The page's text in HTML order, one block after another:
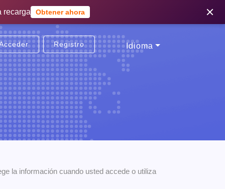
Regístrate ahora
recarga Obtener ahora
Registro Idioma
la información cuando usted accede o utiliza